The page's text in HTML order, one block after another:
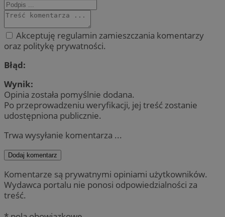
Akceptuję regulamin zamieszczania komentarzy
oraz politykę prywatności.
Błąd:
Wynik:
Opinia została pomyślnie dodana.
Po przeprowadzeniu weryfikacji, jej treść zostanie
udostępniona publicznie.
Trwa wysyłanie komentarza ...
Dodaj komentarz
Komentarze są prywatnymi opiniami użytkowników.
Wydawca portalu nie ponosi odpowiedzialności za
treść.